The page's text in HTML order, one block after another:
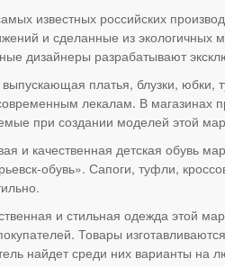
известных российских
и сделанные из экологичных
дизайнеры разрабатывают
платья, блузки, юбки,
лекалам. В магазинах
при создании моделей этой
и качественная детская обувь
обувь». Сапоги, туфли,
и стильная одежда этой
Товары
найдет среди них варианты на